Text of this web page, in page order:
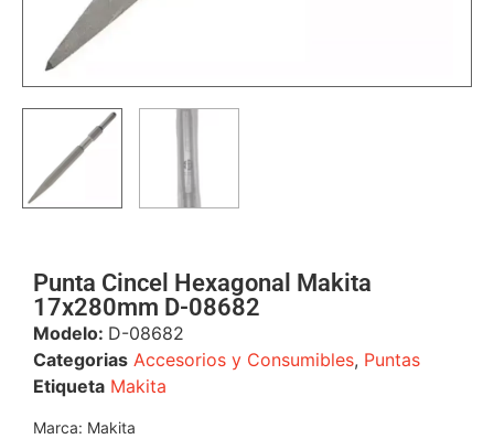
Punta Cincel Hexagonal Makita
17x280mm D-08682
Modelo: D-08682
Categorias Accesorios y Consumibles, Puntas
Etiqueta Makita
Marca: Makita